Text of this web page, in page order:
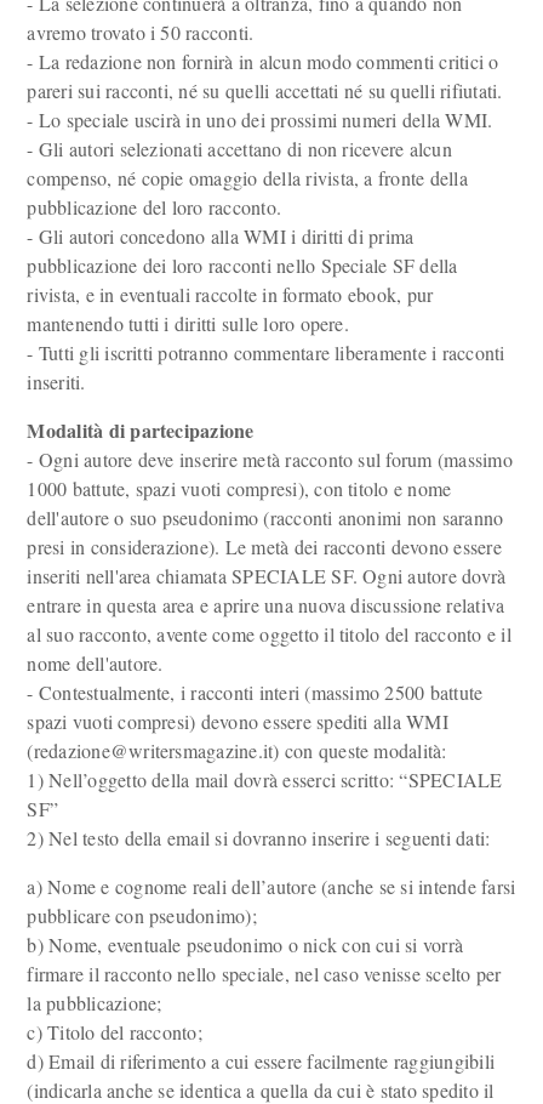
avremo trovato i 50 racconti.
- La redazione non fornirà in alcun modo commenti critici o
pareri sui racconti, né su quelli accettati né su quelli rifiutati.
- Lo speciale uscirà in uno dei prossimi numeri della WMI.
- Gli autori selezionati accettano di non ricevere alcun
compenso, né copie omaggio della rivista, a fronte della
pubblicazione del loro racconto.
- Gli autori concedono alla WMI i diritti di prima
pubblicazione dei loro racconti nello Speciale SF della
rivista, e in eventuali raccolte in formato ebook, pur
mantenendo tutti i diritti sulle loro opere.
- Tutti gli iscritti potranno commentare liberamente i racconti
inseriti.
Modalità di partecipazione
- Ogni autore deve inserire metà racconto sul forum (massimo
1000 battute, spazi vuoti compresi), con titolo e nome
dell'autore o suo pseudonimo (racconti anonimi non saranno
presi in considerazione). Le metà dei racconti devono essere
inseriti nell'area chiamata SPECIALE SF. Ogni autore dovrà
entrare in questa area e aprire una nuova discussione relativa
al suo racconto, avente come oggetto il titolo del racconto e il
nome dell'autore.
- Contestualmente, i racconti interi (massimo 2500 battute
spazi vuoti compresi) devono essere spediti alla WMI
(redazione@writersmagazine.it) con queste modalità:
1) Nell’oggetto della mail dovrà esserci scritto: “SPECIALE
SF”
2) Nel testo della email si dovranno inserire i seguenti dati:
a) Nome e cognome reali dell’autore (anche se si intende farsi
pubblicare con pseudonimo);
b) Nome, eventuale pseudonimo o nick con cui si vorrà
firmare il racconto nello speciale, nel caso venisse scelto per
la pubblicazione;
c) Titolo del racconto;
d) Email di riferimento a cui essere facilmente raggiungibili
(indicarla anche se identica a quella da cui è stato spedito il